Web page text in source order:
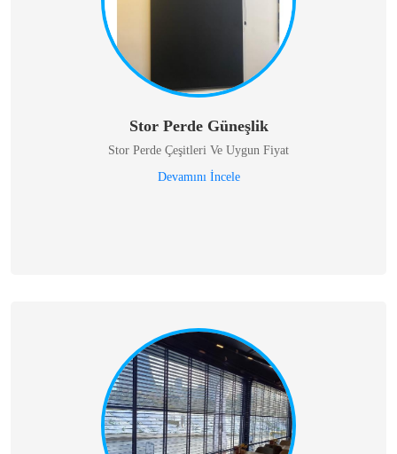
Stor Perde Güneşlik
Stor Perde Çeşitleri Ve Uygun Fiyat
Devamını İncele